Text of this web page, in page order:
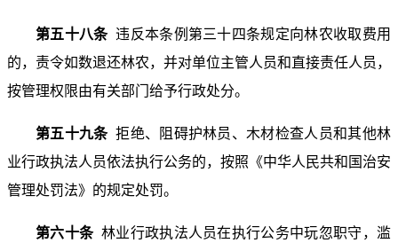
第五十八条违反本条例第三十四条规定向林农收取费用
的，责令如数退还林农，并对单位主管人员和直接责任人员，
按管理权限由有关部门给予行政处分。
第五十九条拒绝、阻碍护林员、木材检查人员和其他林
业行政执法人员依法执行公务的，按照《中华人民共和国治安
管理处罚法》的规定处罚。
第六十条林业行政执法人员在执行公务中玩忽职守，滥